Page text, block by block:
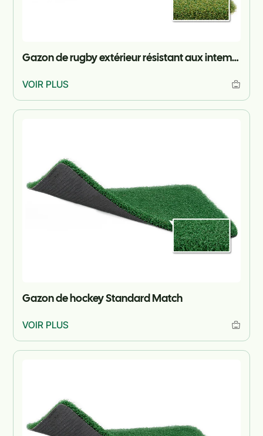
Gazon de rugby extérieur résistant aux intempéries
VOIR PLUS
Gazon de hockey Standard Match
VOIR PLUS